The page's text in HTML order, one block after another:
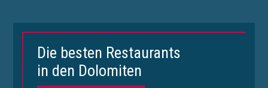
Die besten Restaurants
in den Dolomiten